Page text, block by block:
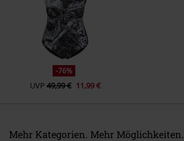
Kommentar jetzt abschicken!
-76%
UVP 49,99 € 11,99 €
Mehr Kategorien. Mehr Möglichkeiten.